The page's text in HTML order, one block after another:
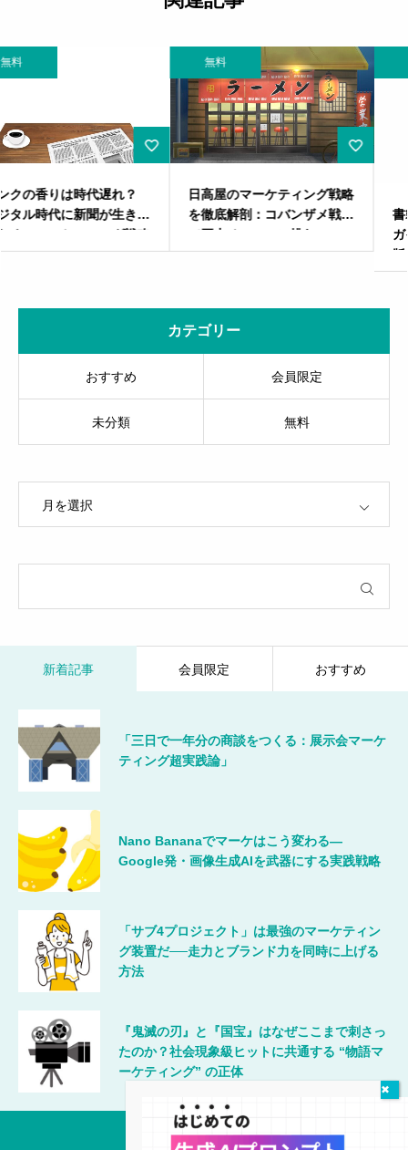
日高屋のマーケティング戦略
を徹底解剖：コバンザメ戦略
で巨大チェーンに挑む
書籍マーケティング完全攻略
ガイド ～自費出版vs商業出
版を成功に導く戦略～
カテゴリー
おすすめ 会員限定
未分類 無料
新着記事 会員限定 おすすめ
「三日で一年分の商談をつくる：展示会マーケ
ティング超実践論」
Nano Bananaでマーケはこう変わる―
Google発・画像生成AIを武器にする実践戦略
「サブ4プロジェクト」は最強のマーケティン
グ装置だ──走力とブランド力を同時に上げる
方法
『鬼滅の刃』と『国宝』はなぜここまで刺さっ
たのか？社会現象級ヒットに共通する “物語マ
ーケティング” の正体
唯一無二のマーケティング